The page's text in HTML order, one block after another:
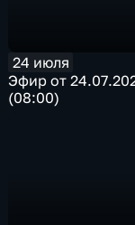
24 июля
Эфир от
(08:00)